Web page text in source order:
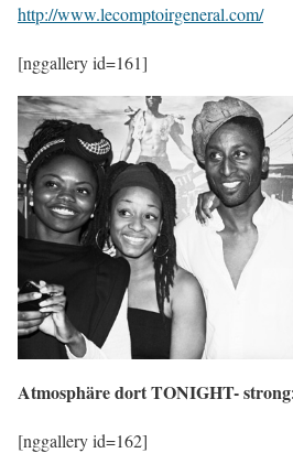
http://www.lecomptoirgeneral.com/
[nggallery id=161]
Atmosphäre dort TONIGHT-
[nggallery id=162]